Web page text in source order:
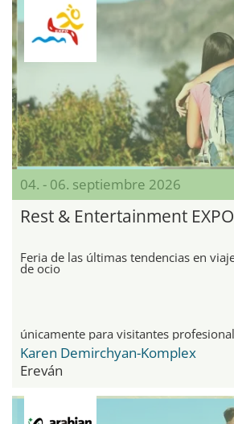
04. - 06. septiembre 2026
Rest & Entertainment EXPO
Feria de las últimas tendencias en
de ocio
únicamente para visitantes
Karen Demirchyan-Komplex
Ereván